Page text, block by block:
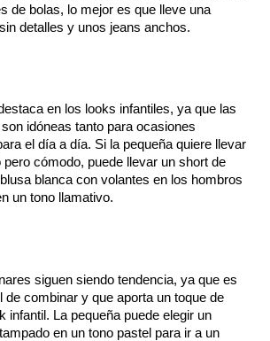
de bolas, lo mejor es que lleve una
detalles y unos jeans anchos.
en los looks infantiles, ya que las
idóneas tanto para ocasiones
el día a día. Si la pequeña quiere llevar
cómodo, puede llevar un short de
blanca con volantes en los hombros
un tono llamativo.
siguen siendo tendencia, ya que es
de combinar y que aporta un toque de
infantil. La pequeña puede elegir un
en un tono pastel para ir a un